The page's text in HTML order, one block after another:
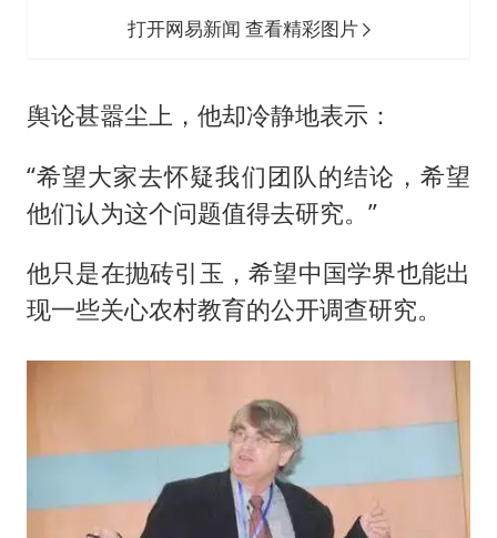
打开网易新闻 查看精彩图片
舆论甚嚣尘上，他却冷静地表示：
“希望大家去怀疑我们团队的结论，希望
他们认为这个问题值得去研究。”
他只是在抛砖引玉，希望中国学界也能出
现一些关心农村教育的公开调查研究。